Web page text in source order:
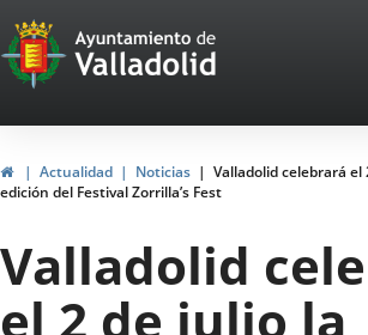
Portal
Web
del
Ayuntamiento
de
Valladolid
InicioActualidad Noticias
Valladolid celebrará
edición del Festival Zorrilla’s Fest
Valladolid
el 2 de julio la